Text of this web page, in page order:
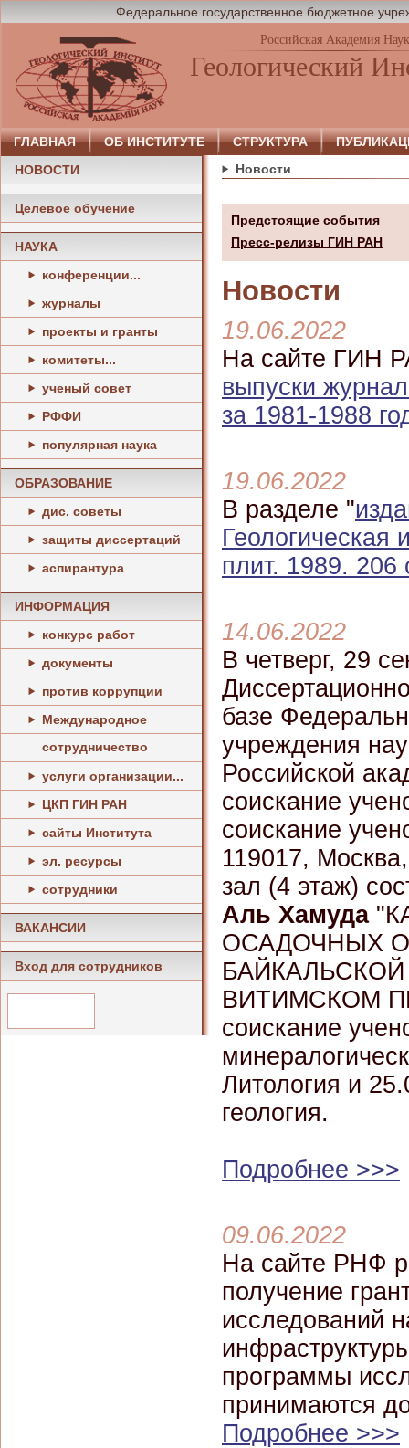
Федеральное государственное бюджетное
Российская Академия Наук
Геологический
ГЛАВНАЯ ОБ ИНСТИТУТЕ СТРУКТУРА
НОВОСТИ
Целевое обучение
НАУКА
конференции...
журналы
проекты и гранты
комитеты...
ученый совет
РФФИ
популярная наука
ОБРАЗОВАНИЕ
дис. советы
защиты диссертаций
аспирантура
ИНФОРМАЦИЯ
конкурс работ
документы
против коррупции
Международное
сотрудничество
услуги организации...
ЦКП ГИН РАН
сайты Института
эл. ресурсы
сотрудники
ВАКАНСИИ
Вход для сотрудников
Новости
Предстоящие события
Пресс-релизы ГИН РАН
Новости
19.06.2022
На сайте ГИН
выпуски
за 1981-1988
19.06.2022
В разделе "
Геологическая
плит. 1989. 206
14.06.2022
В четверг, 29
базе
учреждения
Российской
соискание
соискание
119017,
зал (4 этаж)
Аль Хамуда
ОСАДОЧНЫХ
ВИТИМСКОМ
соискание
Литология и
геология.
Подробнее >>>
09.06.2022
На сайте РНФ
получение
исследований
программы
принимаются
Подробнее >>>